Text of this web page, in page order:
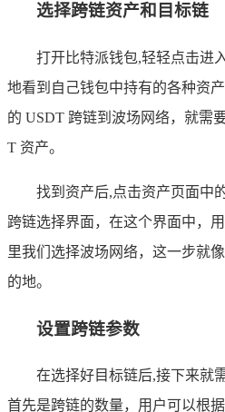
选择跨链资产和目标链
打开比特派钱包,轻轻点击进
地看到自己钱包中持有的各种资
的 USDT 跨链到波场网络，就需
T 资产。
找到资产后,点击资产页面中
跨链选择界面，在这个界面中，
里我们选择波场网络，这一步就
的地。
设置跨链参数
在选择好目标链后,接下来就
首先是跨链的数量，用户可以根